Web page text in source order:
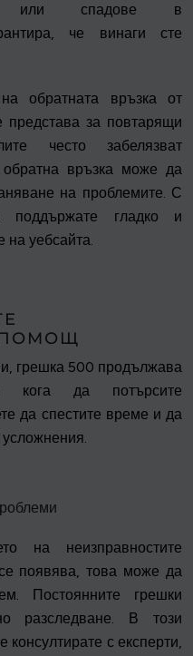
или спадове в
че винаги сте
обратната връзка от
за повтарящи
често забелязват
връзка може да
на проблемите. С
поддържате гладко и
на уебсайта.
грешка 500 продължава
кога да потърсите
да спестите време и да
на неизправностите
появява, това може да
Постоянните грешки
разследване. В този
с експерти,